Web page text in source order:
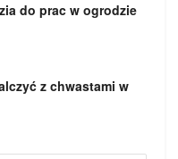
do prac w ogrodzie
z chwastami w